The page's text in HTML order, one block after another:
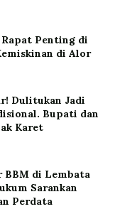
Penting di
di Alor
Dulitukan Jadi
Bupati dan
Karet
BBM di Lembata
Sarankan
Perdata